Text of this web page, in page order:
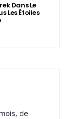
Dans Le
Les Étoiles
de